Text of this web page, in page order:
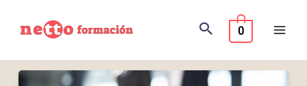
contenido
0